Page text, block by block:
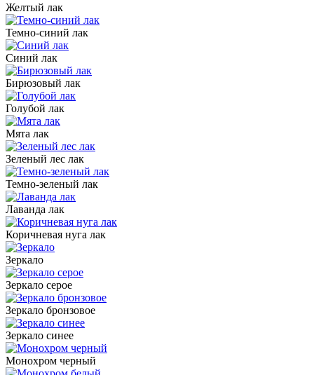
Желтый лак
Темно-синий лак
Синий лак
Бирюзовый лак
Голубой лак
Мята лак
Зеленый лес лак
Темно-зеленый лак
Лаванда лак
Коричневая нуга лак
Зеркало
Зеркало серое
Зеркало бронзовое
Зеркало синее
Монохром черный